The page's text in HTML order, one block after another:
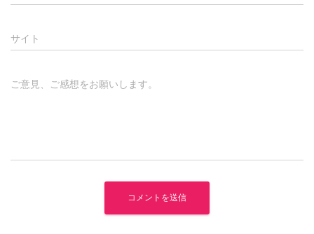
サイト
ご意見、ご感想をお願いします。